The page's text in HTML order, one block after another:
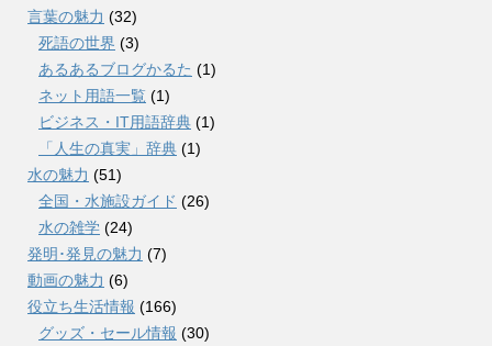
言葉の魅力 (32)
死語の世界 (3)
あるあるブログかるた (1)
ネット用語一覧 (1)
ビジネス・IT用語辞典 (1)
「人生の真実」辞典 (1)
水の魅力 (51)
全国・水施設ガイド (26)
水の雑学 (24)
発明･発見の魅力 (7)
動画の魅力 (6)
役立ち生活情報 (166)
グッズ・セール情報 (30)